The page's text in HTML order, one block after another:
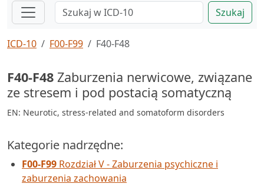
Szukaj
ICD-10 F00-F99 F40-F48
F40-F48 Zaburzenia nerwicowe, związane
ze stresem i pod postacią somatyczną
EN: Neurotic, stress-related and somatoform disorders
Kategorie nadrzędne:
F00-F99 Rozdział V - Zaburzenia psychiczne i
zaburzenia zachowania